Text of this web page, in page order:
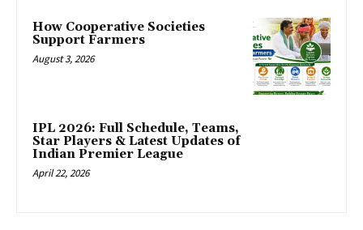
How Cooperative Societies
Support Farmers
August 3, 2026
IPL 2026: Full Schedule, Teams,
Star Players & Latest Updates of
Indian Premier League
April 22, 2026